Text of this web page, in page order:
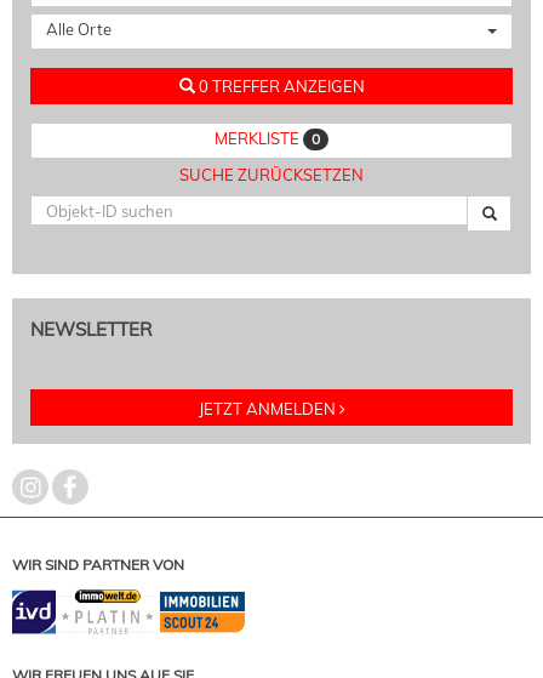
Alle Orte
0 TREFFER ANZEIGEN
MERKLISTE 0
SUCHE ZURÜCKSETZEN
NEWSLETTER
JETZT ANMELDEN
WIR SIND PARTNER VON